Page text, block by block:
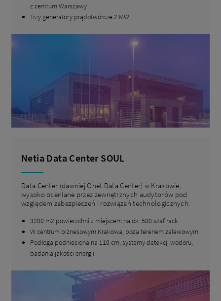
z centrum Warszawy
Trzy generatory prądotwórcze 2 MW
Netia Data Center SOUL
Data Center (dawniej Onet Data Center) w Krakowie,
wysoko oceniane przez zewnętrznych audytorów pod
względem zabezpieczeń i rozwiązań technologicznych.
3200 m2 powierzchni z miejscem na ok. 500 szaf rack
W centrum biznesowym Krakowa, poza terenem zalewowym
Podłoga podniesiona na 110 cm, systemy detekcji wodoru,
badania jakości energii.